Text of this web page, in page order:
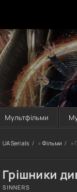
Мультфільми
UASerials » Фільми »
Грішники
SINNERS